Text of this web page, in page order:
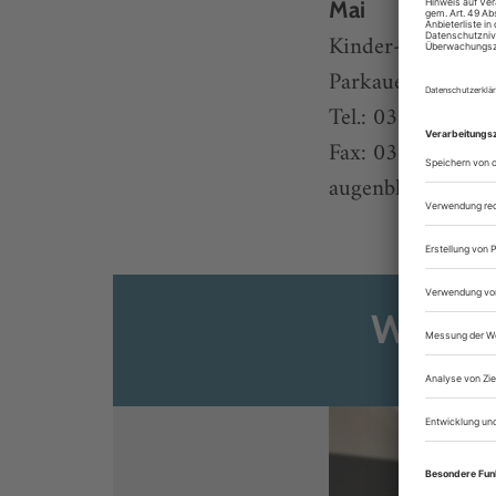
Mai
Kinder- und
Parkaue 29,
Tel.: 030/550 90 08
Fax: 030/553 21
Sie